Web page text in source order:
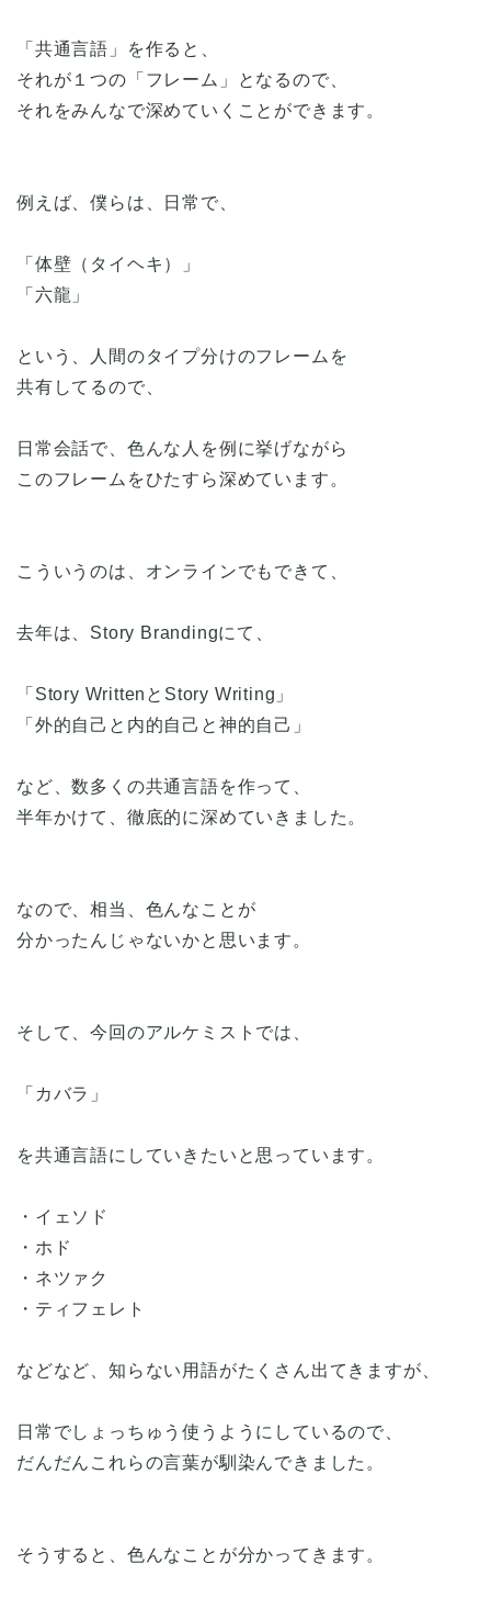
「共通言語」を作ると、
それが１つの「フレーム」となるので、
それをみんなで深めていくことができます。
例えば、僕らは、日常で、
「体壁（タイヘキ）」
「六龍」
という、人間のタイプ分けのフレームを
共有してるので、
日常会話で、色んな人を例に挙げながら
このフレームをひたすら深めています。
こういうのは、オンラインでもできて、
去年は、Story Brandingにて、
「Story WrittenとStory Writing」
「外的自己と内的自己と神的自己」
など、数多くの共通言語を作って、
半年かけて、徹底的に深めていきました。
なので、相当、色んなことが
分かったんじゃないかと思います。
そして、今回のアルケミストでは、
「カバラ」
を共通言語にしていきたいと思っています。
・イェソド
・ホド
・ネツァク
・ティフェレト
などなど、知らない用語がたくさん出てきますが、
日常でしょっちゅう使うようにしているので、
だんだんこれらの言葉が馴染んできました。
そうすると、色んなことが分かってきます。